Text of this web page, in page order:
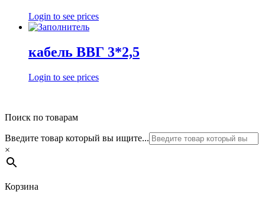
Login to see prices
кабель ВВГ 3*2,5
Login to see prices
Поиск по товарам
Введите товар который вы ищите...
×
Корзина